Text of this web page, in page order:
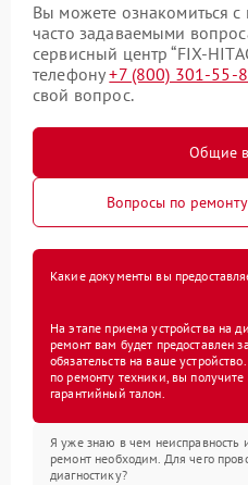
Вы можете ознакомиться
часто задаваемыми
сервисный центр “FIX-
телефону+7 (800) 301-55-
свой вопрос.
Общие
Вопросы по
Какие документы вы
На этапе приема устройства на
ремонт вам будет предоставлен
обязательств на ваше
по ремонту техники, вы
гарантийный талон.
Я уже знаю в чем неисправность
ремонт необходим. Для чего
диагностику?